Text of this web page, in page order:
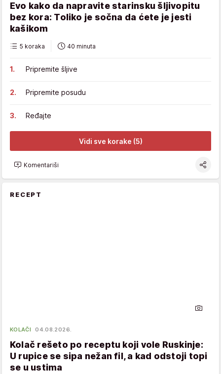
Evo kako da napravite starinsku šljivopitu
bez kora: Toliko je sočna da ćete je jesti
kašikom
5 koraka 40 minuta
Pripremite šljive
Pripremite posudu
Ređajte
Vidi sve korake (5)
Komentariši
RECEPT
KOLAČI 04.08.2026.
Kolač rešeto po receptu koji vole Ruskinje:
U rupice se sipa nežan fil, a kad odstoji topi
se u ustima